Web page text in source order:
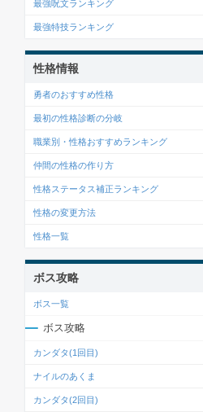
最強呪文ランキング
最強特技ランキング
性格情報
勇者のおすすめ性格
最初の性格診断の分岐
職業別・性格おすすめランキング
仲間の性格の作り方
性格ステータス補正ランキング
性格の変更方法
性格一覧
ボス攻略
ボス一覧
ボス攻略
カンダタ(1回目)
ナイルのあくま
カンダタ(2回目)